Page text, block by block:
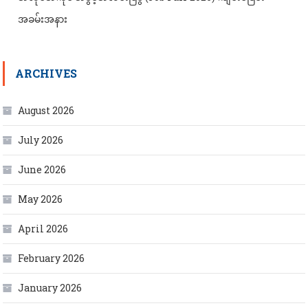
အခမ်းအနား
ARCHIVES
August 2026
July 2026
June 2026
May 2026
April 2026
February 2026
January 2026